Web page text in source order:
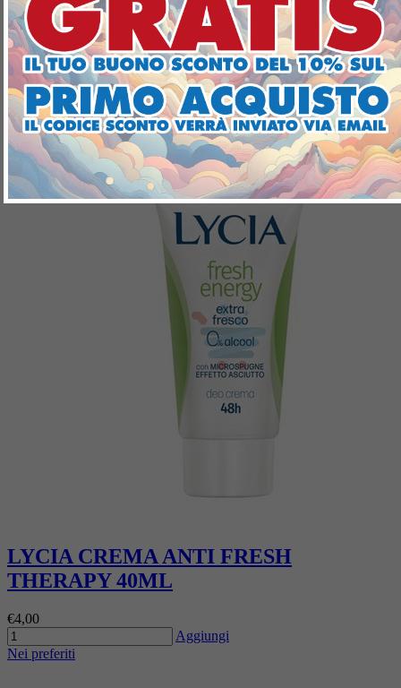
SAPHIR EAU DE PARFUM SPRAY
TOY DE SAPHIR 30ML
€3,99
Aggiungi
Nei preferiti
LYCIA CREMA ANTI FRESH
THERAPY 40ML
€4,00
Aggiungi
Nei preferiti